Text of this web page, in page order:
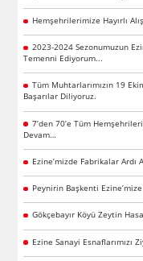
Hemşehrilerimize Hayırlı
2023-2024 Sezonumuzun
Temenni Ediyorum...
Tüm Muhtarlarımızın 19
Başarılar Diliyoruz.
7’den 70’e Tüm
Devam…
Ezine’mizde Fabrikalar Ardı
Peynirin Başkenti
Gökçebayır Köyü Zeytin
Ezine Sanayi Esnaflarımızı